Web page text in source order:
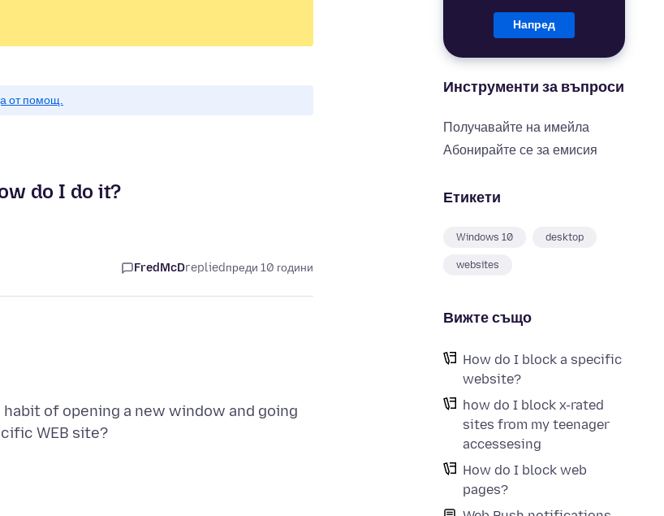
Напред
Инструменти за въпроси
Получавайте на имейла
Абонирайте се за емисия
Етикети
Windows 10 desktop
websites
Вижте също
How do I block a specific
website?
how do I block x-rated
sites from my teenager
accessesing
How do I block web
pages?
от помощ.
do I do it?
FredMcDrepliedпреди 10 години
of opening a new window and going